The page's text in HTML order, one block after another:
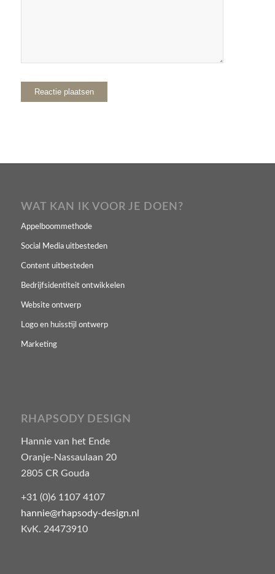
WAT KAN IK VOOR JE DOEN?
Appelboommethode
Social Media uitbesteden
Content uitbesteden
Bedrijfsidentiteit ontwikkelen
Website ontwerp
Logo en huisstijl ontwerp
Marketing
RHAPSODY DESIGN
Hannie van het Ende
Oranje-Nassaulaan 20
2805 CR Gouda
+31 (0)6 1107 4107
hannie@rhapsody-design.nl
KvK. 24473910